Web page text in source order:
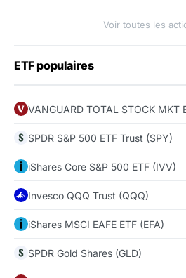
Voir toutes les
ETF populaires
VANGUARD TOTAL STOCK MKT
SPDR S&P 500 ETF Trust (SPY)
iShares Core S&P 500 ETF (IVV)
Invesco QQQ Trust (QQQ)
iShares MSCI EAFE ETF (EFA)
SPDR Gold Shares (GLD)